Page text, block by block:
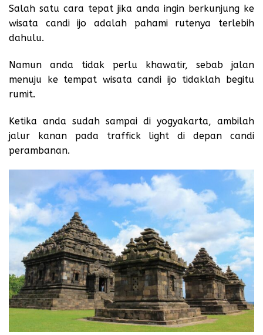
Salah satu cara tepat jika anda ingin berkunjung ke
wisata candi ijo adalah pahami rutenya terlebih
dahulu.
Namun anda tidak perlu khawatir, sebab jalan
menuju ke tempat wisata candi ijo tidaklah begitu
rumit.
Ketika anda sudah sampai di yogyakarta, ambilah
jalur kanan pada traffick light di depan candi
perambanan.